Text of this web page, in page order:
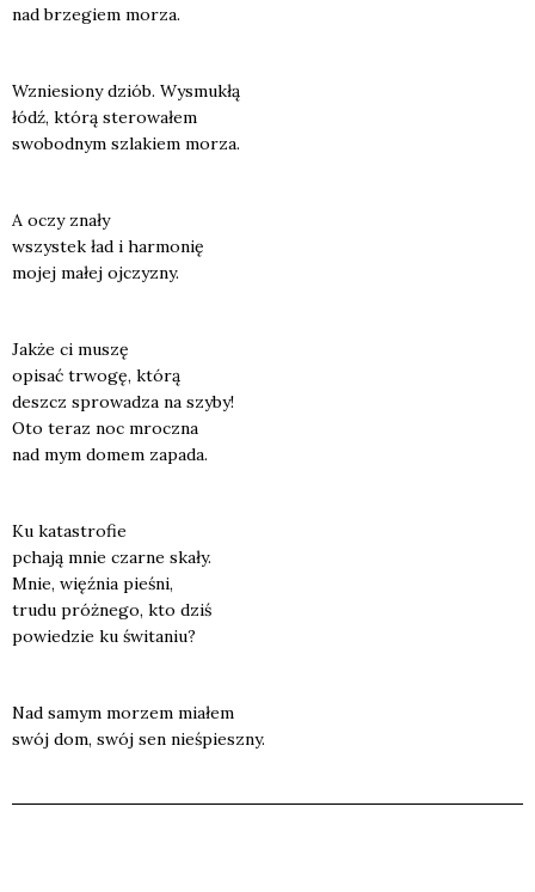
nad brze­giem morza.
Wznie­sio­ny dziób. Wysmu­kłą
łódź, któ­rą ste­ro­wa­łem
swo­bod­nym szla­kiem morza.
A oczy zna­ły
wszy­stek ład i har­mo­nię
mojej małej ojczy­zny.
Jak­że ci muszę
opi­sać trwo­gę, któ­rą
deszcz spro­wa­dza na szy­by!
Oto teraz noc mrocz­na
nad mym domem zapa­da.
Ku kata­stro­fie
pcha­ją mnie czar­ne ska­ły.
Mnie, więź­nia pie­śni,
tru­du próż­ne­go, kto dziś
powie­dzie ku świ­ta­niu?
Nad samym morzem mia­łem
swój dom, swój sen nie­śpiesz­ny.